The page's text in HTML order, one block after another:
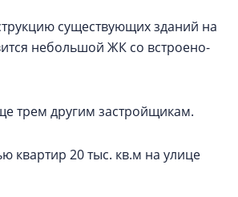
существующих зданий на
небольшой ЖК со встроено-
трем другим застройщикам.
квартир 20 тыс. кв.м на улице